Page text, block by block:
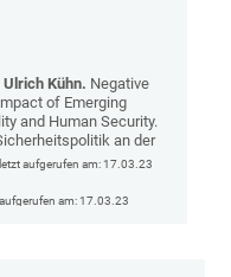
Ulrich Kühn. Negative
of Emerging
and Human Security.
an der
aufgerufen am: 17.03.23
am: 17.03.23